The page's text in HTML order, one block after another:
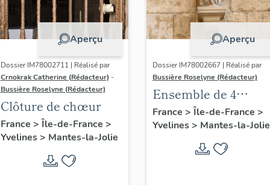
Aperçu
Dossier IM78002711 | Réalisé par
Crnokrak Catherine (Rédacteur) -
Bussière Roselyne (Rédacteur)
Clôture de chœur
France > Île-de-France >
Yvelines> Mantes-la-Jolie
Aperçu
Dossier IM78002667 | Réalisé par
Bussière Roselyne (Rédacteur)
Ensemble de 4
statues
France > Île-de-France >
Yvelines> Mantes-la-Jolie